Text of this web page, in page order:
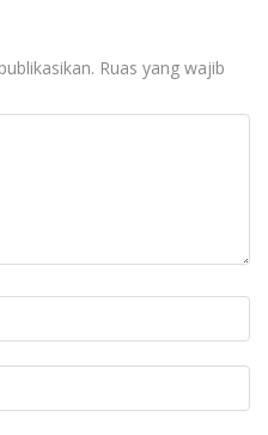
Ruas yang wajib